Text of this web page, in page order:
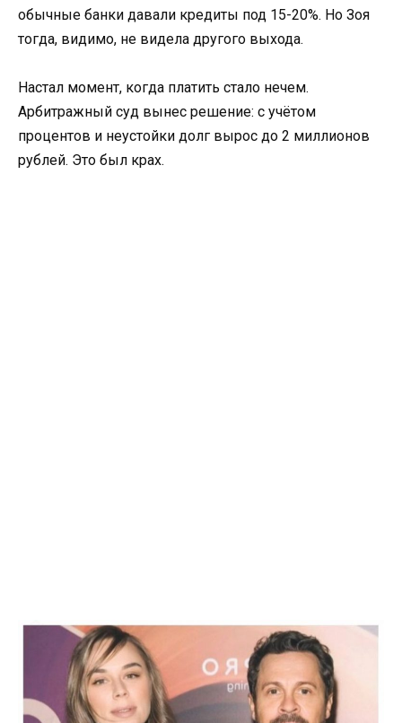
обычные банки давали кредиты под 15-20%. Но Зоя
тогда, видимо, не видела другого выхода.
Настал момент, когда платить стало нечем.
Арбитражный суд вынес решение: с учётом
процентов и неустойки долг вырос до 2 миллионов
рублей. Это был крах.